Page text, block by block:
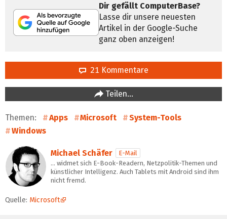
Dir gefällt ComputerBase?
Lasse dir unsere neuesten
Artikel in der Google-Suche
ganz oben anzeigen!
21 Kommentare
Teilen…
Themen: Apps Microsoft
System-Tools
Windows
Michael Schäfer
E-Mail
… widmet sich E-Book-Readern, Netzpolitik-Themen und
künstlicher Intelligenz. Auch Tablets mit Android sind ihm
nicht fremd.
Quelle: Microsoft